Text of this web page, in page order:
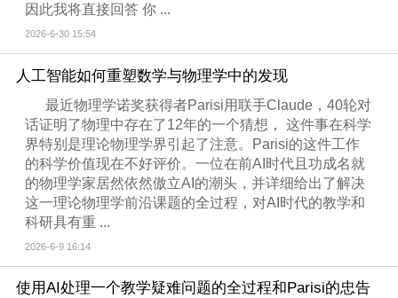
因此我将直接回答 你 ...
2026-6-30 15:54
人工智能如何重塑数学与物理学中的发现
最近物理学诺奖获得者Parisi用联手Claude，40轮对
话证明了物理中存在了12年的一个猜想， 这件事在科学
界特别是理论物理学界引起了注意。Parisi的这件工作
的科学价值现在不好评价。一位在前AI时代且功成名就
的物理学家居然依然傲立AI的潮头，并详细给出了解决
这一理论物理学前沿课题的全过程，对AI时代的教学和
科研具有重 ...
2026-6-9 16:14
使用AI处理一个教学疑难问题的全过程和Parisi的忠告